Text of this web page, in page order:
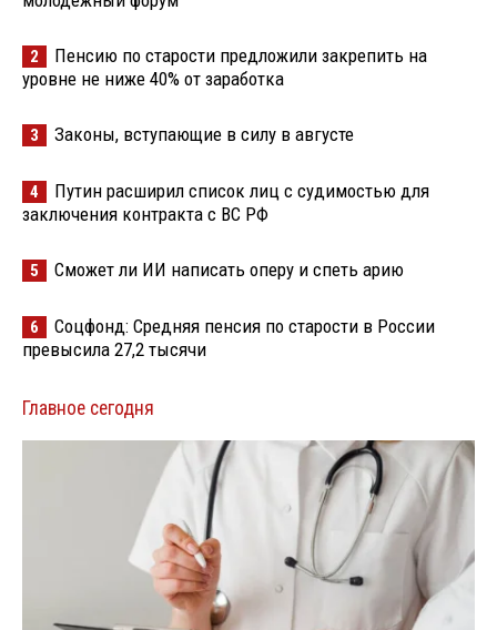
2
Пенсию по старости предложили закрепить на
уровне не ниже 40% от заработка
3 Законы, вступающие в силу в августе
4
Путин расширил список лиц с судимостью для
заключения контракта с ВС РФ
5 Сможет ли ИИ написать оперу и спеть арию
6
Соцфонд: Средняя пенсия по старости в России
превысила 27,2 тысячи
Главное сегодня